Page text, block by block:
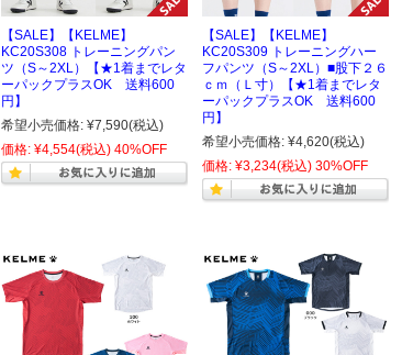
【SALE】【KELME】
KC20S308 トレーニングパン
ツ（S～2XL）【★1着までレタ
ーパックプラスOK 送料600
円】
希望小売価格: ¥7,590(税込)
価格: ¥4,554(税込) 40%OFF
【SALE】【KELME】
KC20S309 トレーニングハー
フパンツ（S～2XL）■股下２６
ｃｍ（Ｌ寸）【★1着までレタ
ーパックプラスOK 送料600
円】
希望小売価格: ¥4,620(税込)
価格: ¥3,234(税込) 30%OFF